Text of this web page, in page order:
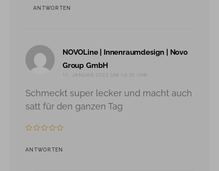
ANTWORTEN
NOVOLine | Innenraumdesign | Novo
Group GmbH
11. JANUAR 2022 UM 14:31 UHR
Schmeckt super lecker und macht auch
satt für den ganzen Tag
ANTWORTEN